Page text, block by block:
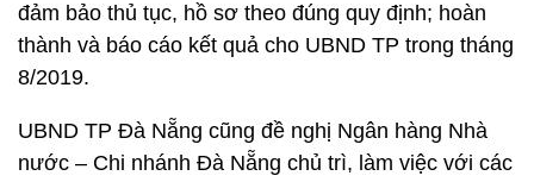
đảm bảo thủ tục, hồ sơ theo đúng quy định; hoàn
thành và báo cáo kết quả cho UBND TP trong tháng
8/2019.
UBND TP Đà Nẵng cũng đề nghị Ngân hàng Nhà
nước – Chi nhánh Đà Nẵng chủ trì, làm việc với các